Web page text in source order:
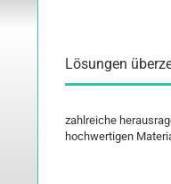
Lösungen
zahlreiche
hochwertigen